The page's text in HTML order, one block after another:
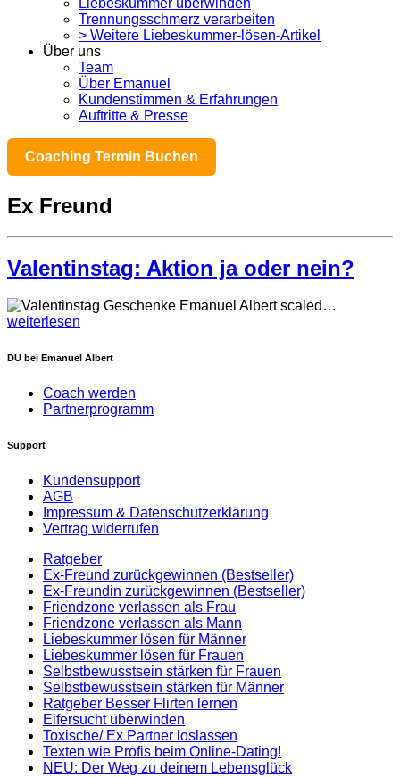
Trennungsschmerz verarbeiten
> Weitere Liebeskummer-lösen-Artikel
Über uns
Team
Über Emanuel
Kundenstimmen & Erfahrungen
Auftritte & Presse
Coaching Termin Buchen
Ex Freund
Valentinstag: Aktion ja oder nein?
…
weiterlesen
DU bei Emanuel Albert
Coach werden
Partnerprogramm
Support
Kundensupport
AGB
Impressum & Datenschutzerklärung
Vertrag widerrufen
Ratgeber
Ex-Freund zurückgewinnen (Bestseller)
Ex-Freundin zurückgewinnen (Bestseller)
Friendzone verlassen als Frau
Friendzone verlassen als Mann
Liebeskummer lösen für Männer
Liebeskummer lösen für Frauen
Selbstbewusstsein stärken für Frauen
Selbstbewusstsein stärken für Männer
Ratgeber Besser Flirten lernen
Eifersucht überwinden
Toxische/ Ex Partner loslassen
Texten wie Profis beim Online-Dating!
NEU: Der Weg zu deinem Lebensglück